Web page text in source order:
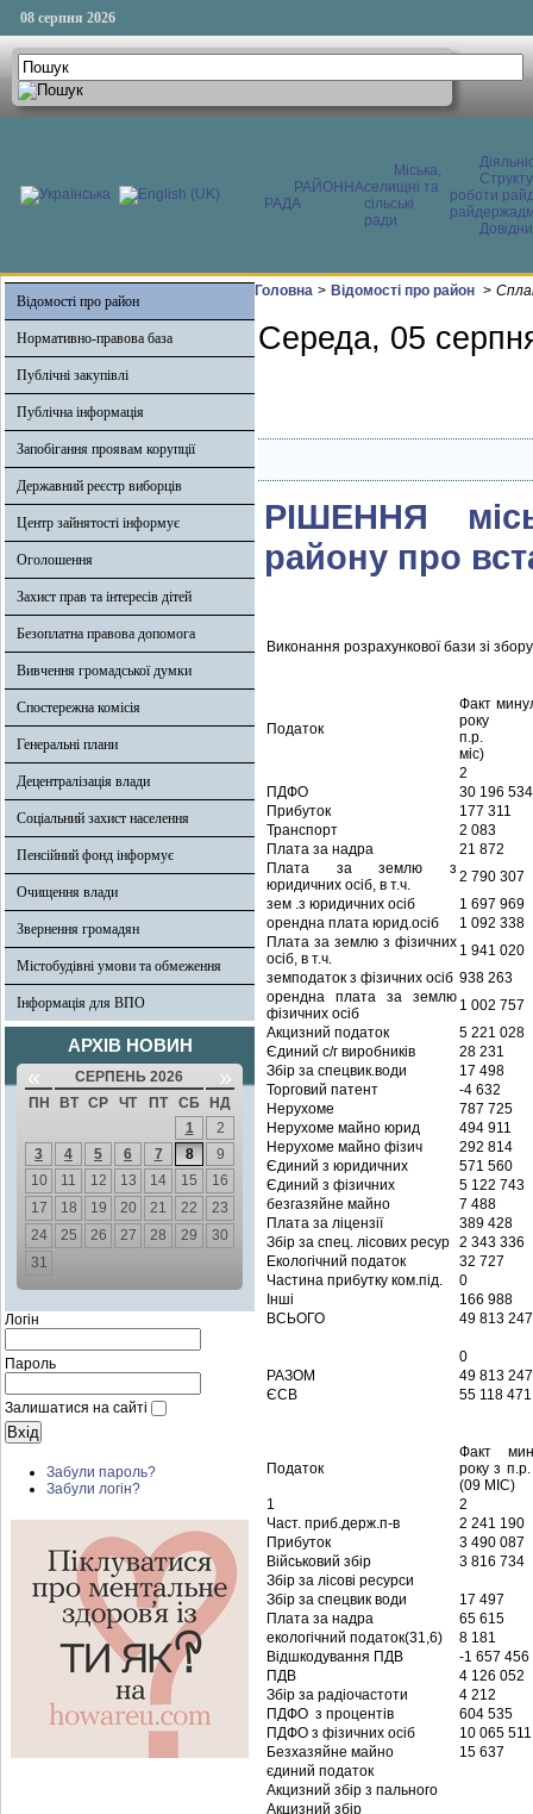
08 серпня 2026
РАЙОННА
РАДА
Міська,
селищні та
сільські
ради
роботи
Відомості про район
Нормативно-правова база
Публічні закупівлі
Публічна інформація
Запобігання проявам корупції
Державний реєстр виборців
Центр зайнятості інформує
Оголошення
Захист прав та інтересів дітей
Безоплатна правова допомога
Вивчення громадської думки
Спостережна комісія
Генеральні плани
Децентралізація влади
Соціальний захист населення
Пенсійний фонд інформує
Очищення влади
Звернення громадян
Містобудівні умови та обмеження
Інформація для ВПО
АРХІВ НОВИН
« СЕРПЕНЬ 2026 »
ПН ВТ СР ЧТ ПТ СБ
НД
1
2
3
4 5 6 7 8
9
10
11 12 13 14 15
16
17
18 19 20 21 22
23
24
25 26 27 28 29
30
31
Логін
Пароль
Залишатися на сайті
Забули пароль?
Забули логін?
Головна > Відомості про район >
Середа, 05
РІШЕННЯ
району про
Виконання розрахункової бази зі
Податок
Факт
п.р.
міс)
2
ПДФО
30 196 534
Прибуток
177 311
Транспорт
2 083
Плата за надра
21 872
Плата за землю з
юридичних осіб, в т.ч.
2 790 307
зем .з юридичних осіб
1 697 969
орендна плата юрид.осіб
1 092 338
Плата за землю з фізичних
осіб, в т.ч.
1 941 020
земподаток з фізичних осіб 938 263
орендна плата за землю
фізичних осіб
1 002 757
Акцизний податок
5 221 028
Єдиний с/г виробників
28 231
Збір за спецвик.води
17 498
Торговий патент
-4 632
Нерухоме
787 725
Нерухоме майно юрид
494 911
Нерухоме майно фізич
292 814
Єдиний з юридичних
571 560
Єдиний з фізичних
5 122 743
безгазяйне майно
7 488
Плата за ліцензії
389 428
Збір за спец. лісових ресур 2 343 336
Екологічний податок
32 727
Частина прибутку ком.під.
0
Інші
166 988
ВСЬОГО
49 813 247
0
РАЗОМ
49 813 247
ЄСВ
55 118 471
Податок
Факт
року з
(09 МІС)
1
2
Част. приб.держ.п-в
2 241 190
Прибуток
3 490 087
Військовий збір
3 816 734
Збір за лісові ресурси
Збір за спецвик води
17 497
Плата за надра
65 615
екологічний податок(31,6)
8 181
Відшкодування ПДВ
-1 657 456
ПДВ
4 126 052
Збір за радіочастоти
4 212
ПДФО з процентів
604 535
ПДФО з фізичних осіб
10 065 511
Безхазяйне майно
15 637
єдиний податок
Акцизний збiр з пального
Акцизний збiр